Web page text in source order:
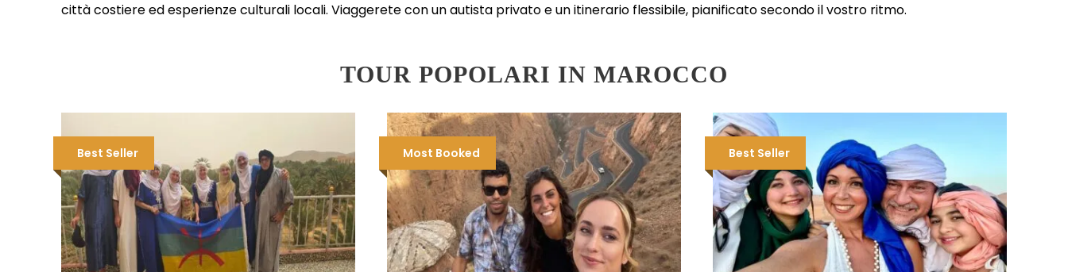
città costiere ed esperienze culturali locali. Viaggerete con un autista privato e un itinerario flessibile, pianificato secondo il vostro ritmo.
TOUR POPOLARI IN MAROCCO
Best Seller Most Booked Best Seller